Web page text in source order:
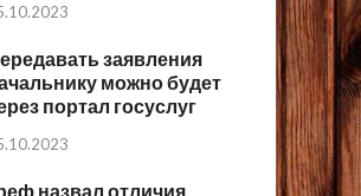
заявления
можно будет
портал госуслуг
назвал отличия